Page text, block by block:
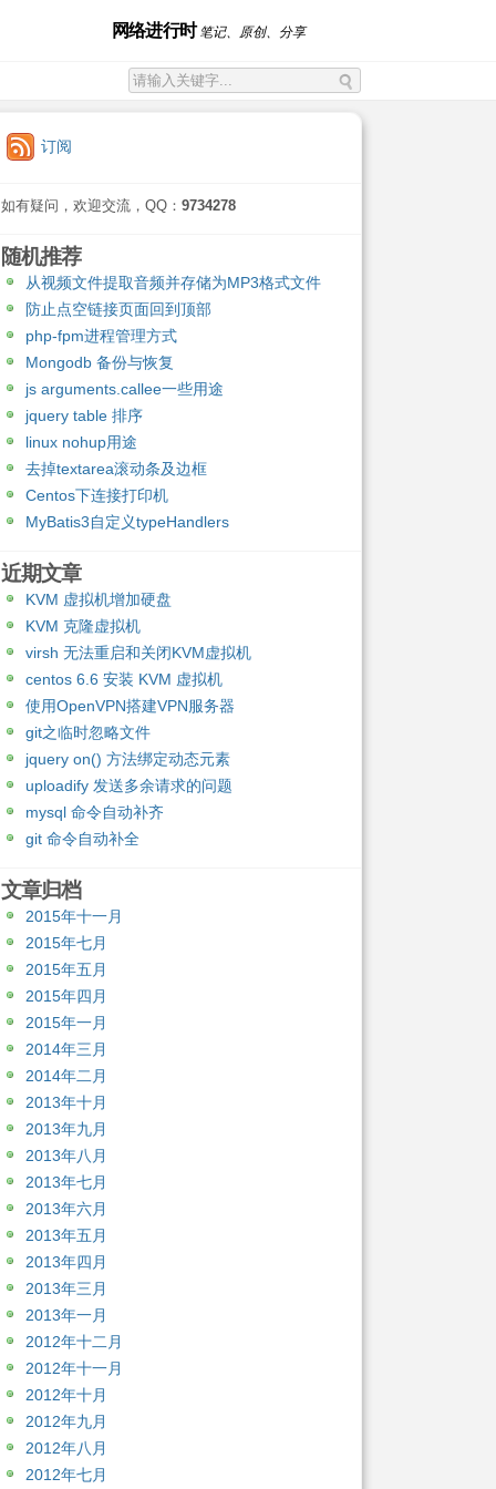
网络进行时笔记、原创、分享
订阅
如有疑问，欢迎交流，QQ： 9734278
随机推荐
从视频文件提取音频并存储为MP3格式文件
防止点空链接页面回到顶部
php-fpm进程管理方式
Mongodb 备份与恢复
js arguments.callee一些用途
jquery table 排序
linux nohup用途
去掉textarea滚动条及边框
Centos下连接打印机
MyBatis3自定义typeHandlers
近期文章
KVM 虚拟机增加硬盘
KVM 克隆虚拟机
virsh 无法重启和关闭KVM虚拟机
centos 6.6 安装 KVM 虚拟机
使用OpenVPN搭建VPN服务器
git之临时忽略文件
jquery on() 方法绑定动态元素
uploadify 发送多余请求的问题
mysql 命令自动补齐
git 命令自动补全
文章归档
2015年十一月
2015年七月
2015年五月
2015年四月
2015年一月
2014年三月
2014年二月
2013年十月
2013年九月
2013年八月
2013年七月
2013年六月
2013年五月
2013年四月
2013年三月
2013年一月
2012年十二月
2012年十一月
2012年十月
2012年九月
2012年八月
2012年七月